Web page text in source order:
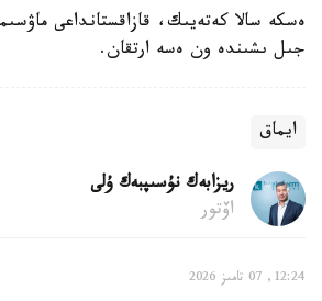
ەسكە سالا كەتەيىك، قازاقستانداعى
جىل ىشىندە ون ەسە ارتقان.
ايماق
ريزابەك نۇسىپبەك ۇلى
اۆتور
12:24, 07 تامىز 2026